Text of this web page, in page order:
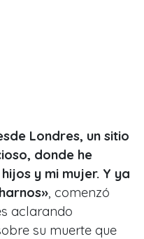
Londres, un sitio
donde he
y mi mujer. Y ya
, comenzó
aclarando
su muerte que